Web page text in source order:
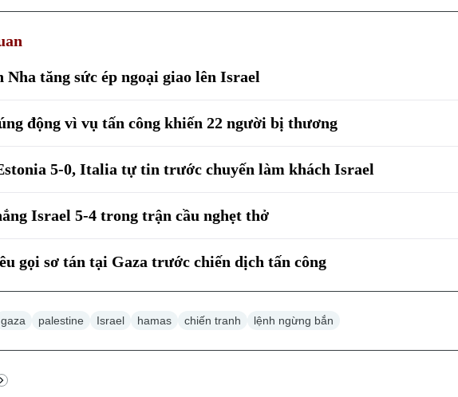
Nha tăng sức ép ngoại giao lên Israel
động vì vụ tấn công khiến 22 người bị thương
5-0, Italia tự tin trước chuyến làm khách Israel
Israel 5-4 trong trận cầu nghẹt thở
gọi sơ tán tại Gaza trước chiến dịch tấn công
gaza palestine Israel hamas chiến tranh lệnh ngừng bắn